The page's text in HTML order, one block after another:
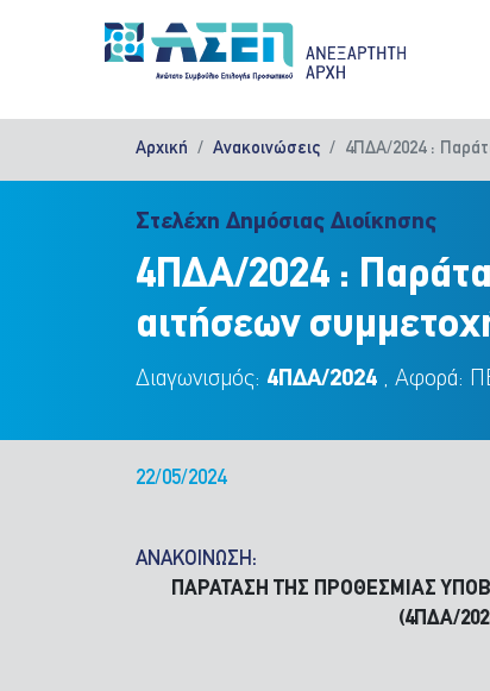
Αρχική Ανακοινώσεις 4ΠΔΑ/2024 :
Στελέχη Δημόσιας Διοίκησης
4ΠΔΑ/2024 :
αιτήσεων
Διαγωνισμός: 4ΠΔΑ/2024 , Αφορά:
22/05/2024
ΑΝΑΚΟΙΝΩΣΗ:
ΠΑΡΑΤΑΣΗ ΤΗΣ ΠΡΟΘΕΣΜΙΑΣ
(4ΠΔΑ/